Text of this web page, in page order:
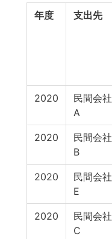
年度 支出先
2020
民間会社
A
2020
民間会社
B
2020
民間会社
E
2020
民間会社
C